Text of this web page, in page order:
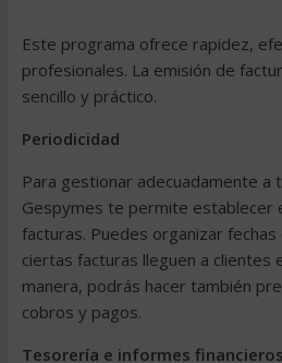
Este programa ofrece rapidez,
profesionales. La emisión de
sencillo y práctico.
Periodicidad
Para gestionar adecuadamente a
Gespymes te permite establecer
facturas. Puedes organizar
ciertas facturas lleguen a clientes
manera, podrás hacer también
cobros y pagos.
Tesorería e informes financieros